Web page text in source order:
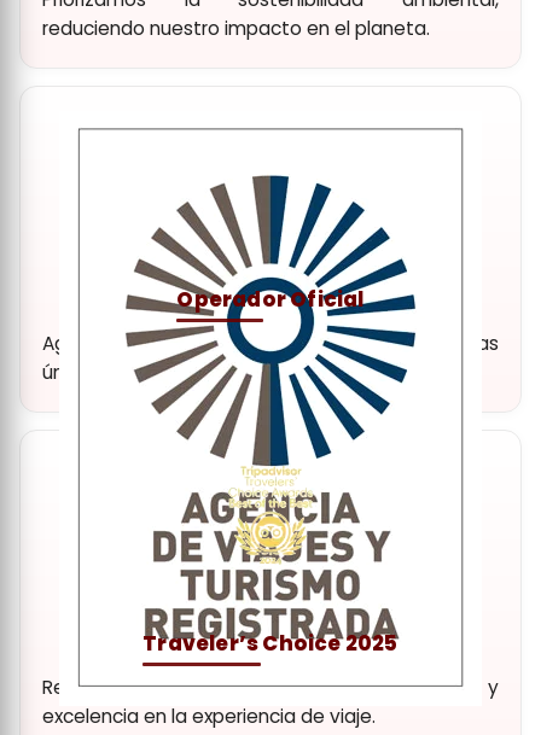
Priorizamos la sostenibilidad ambiental,
Operador Oficial
Agencia y operador turístico oficial. Experiencias
únicas y de alta calidad.
Traveler’s Choice 2025
Reconocimiento a nuestra dedicación y